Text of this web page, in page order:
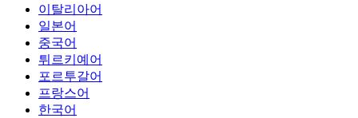
이탈리아어
일본어
중국어
튀르키예어
포르투갈어
프랑스어
한국어